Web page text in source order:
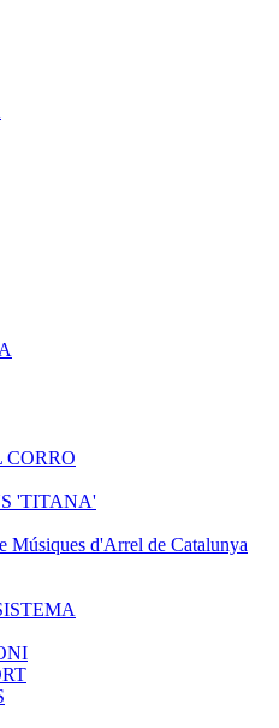
'TITANA'
Músiques d'Arrel de Catalunya